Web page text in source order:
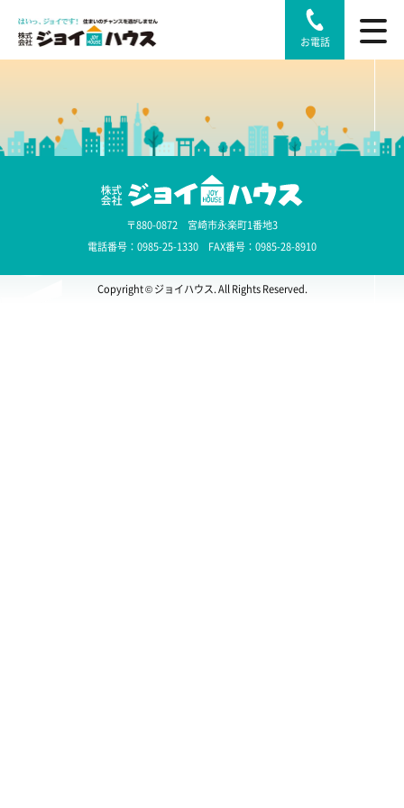
お電話
〒880-0872 宮崎市永楽町1番地3
電話番号：0985-25-1330 FAX番号：0985-28-8910
Copyright © ジョイハウス. All Rights Reserved.